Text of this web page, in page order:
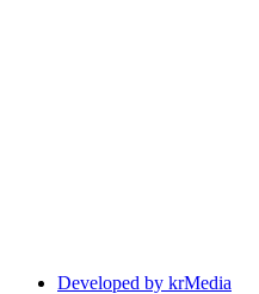
Developed by krMedia